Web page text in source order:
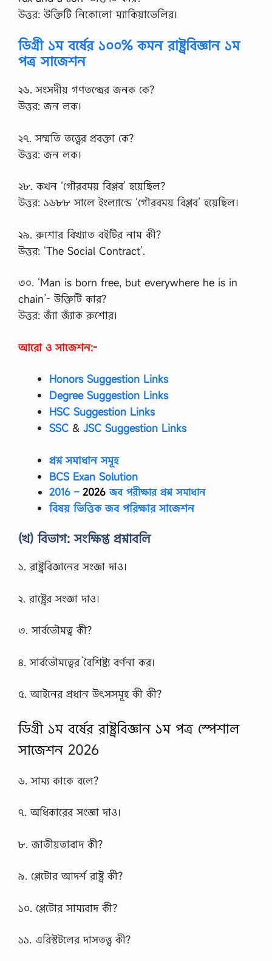
উত্তর: উক্তিটি নিকোলো ম্যাকিয়াভেলির।
ডিগ্রী ১ম বর্ষের ১০০% কমন রাষ্ট্রবিজ্ঞান ১ম
পত্র সাজেশন
২৬. সংসদীয় গণতন্ত্রের জনক কে?
উত্তর: জন লক।
২৭. সম্মতি তত্ত্বের প্রবক্তা কে?
উত্তর: জন লক।
২৮. কখন ‘গৌরবময় বিপ্লব’ হয়েছিল?
উত্তর: ১৬৮৮ সালে ইংল্যান্ডে ‘গৌরবময় বিপ্লব’ হয়েছিল।
২৯. রুশোর বিখ্যাত বইটির নাম কী?
উত্তর: ‘The Social Contract’.
৩০. ‘Man is born free, but everywhere he is in
chain’- উক্তিটি কার?
উত্তর: জ্যাঁ জ্যাঁক রুশোর।
আরো ও সাজেশন:-
Honors Suggestion Links
Degree Suggestion Links
HSC Suggestion Links
SSC ‍& JSC Suggestion Links
প্রশ্ন সমাধান সমূহ
BCS Exan Solution
2016 – 2026 জব পরীক্ষার প্রশ্ন সমাধান
বিষয় ভিত্তিক জব পরিক্ষার সাজেশন
(খ) বিভাগ: সংক্ষিপ্ত প্রশ্নাবলি
১. রাষ্ট্রবিজ্ঞানের সংজ্ঞা দাও।
২. রাষ্ট্রের সংজ্ঞা দাও।
৩. সার্বভৌমত্ব কী?
৪. সার্বভৌমত্বের বৈশিষ্ট্য বর্ণনা কর।
৫. আইনের প্রধান উৎসসমূহ কী কী?
ডিগ্রী ১ম বর্ষের রাষ্ট্রবিজ্ঞান ১ম পত্র স্পেশাল
সাজেশন2026
৬. সাম্য কাকে বলে?
৭. অধিকারের সংজ্ঞা দাও।
৮. জাতীয়তাবাদ কী?
৯. প্লেটোর আদর্শ রাষ্ট্র কী?
১০. প্লেটোর সাম্যবাদ কী?
১১. এরিস্টটলের দাসতত্ত্ব কী?